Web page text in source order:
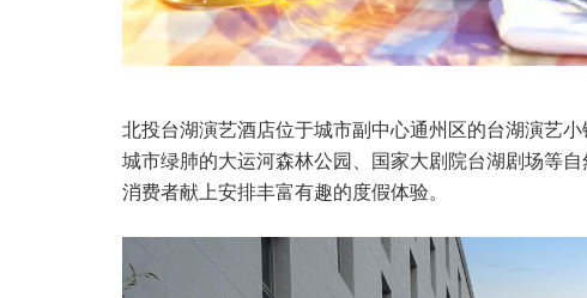
北投台湖演艺酒店位于城市副中心通州区的台湖演艺
城市绿肺的大运河森林公园、国家大剧院台湖剧场等
消费者献上安排丰富有趣的度假体验。